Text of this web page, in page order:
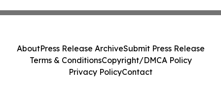
AboutPress Release ArchiveSubmit Press Release
Terms & ConditionsCopyright/DMCA Policy
Privacy PolicyContact